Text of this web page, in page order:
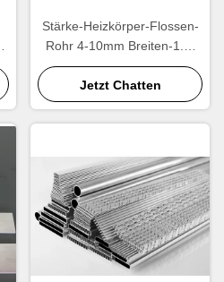
Stärke-Heizkörper-Flossen-
Rohr 4-10mm Breiten-1.5-
2mm, Heizkörper-Ersatzteile
Soem-Service
Jetzt Chatten